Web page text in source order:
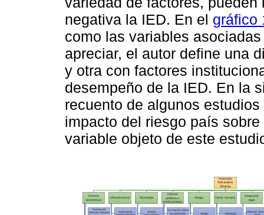
negativa la IED. En el gráfico
como las variables
apreciar, el autor define una
y otra con factores
desempeño de la IED. En la
recuento de algunos
impacto del riesgo país
variable objeto de este